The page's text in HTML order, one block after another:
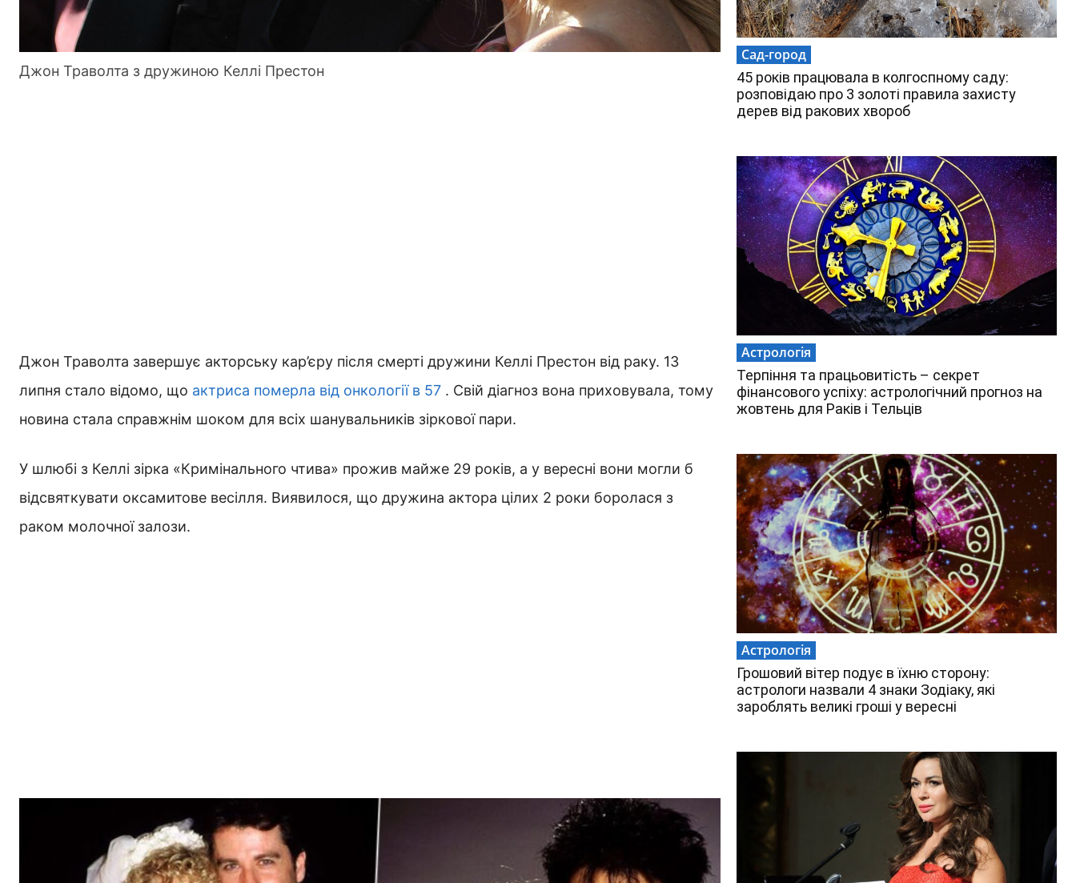
Джон Траволта з дружиною Келлі Престон
Джон Траволта завершує акторську кар’єру після смерті дружини Келлі Престон від раку. 13
липня стало відомо, що актриса померла від онкології в 57 . Свій діагноз вона приховувала, тому
новина стала справжнім шоком для всіх шанувальників зіркової пари.
У шлюбі з Келлі зірка «Кримінального чтива» прожив майже 29 років, а у вересні вони могли б
відсвяткувати оксамитове весілля. Виявилося, що дружина актора цілих 2 роки боролася з
раком молочної залози.
Сад-город
45 років працювала в колгоспному саду:
розповідаю про 3 золоті правила захисту
дерев від ракових хвороб
Астрологія
Терпіння та працьовитість – секрет
фінансового успіху: астрологічний прогноз на
жовтень для Раків і Тельців
Астрологія
Грошовий вітер подує в їхню сторону:
астрологи назвали 4 знаки Зодіаку, які
зароблять великі гроші у вересні